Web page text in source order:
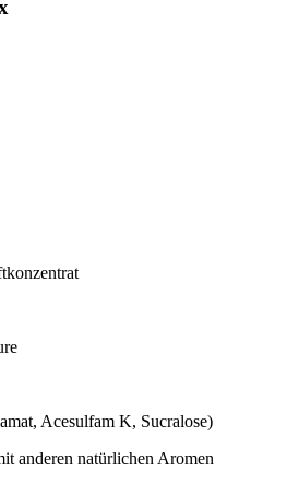
Acesulfam K, Sucralose)
anderen natürlichen Aromen